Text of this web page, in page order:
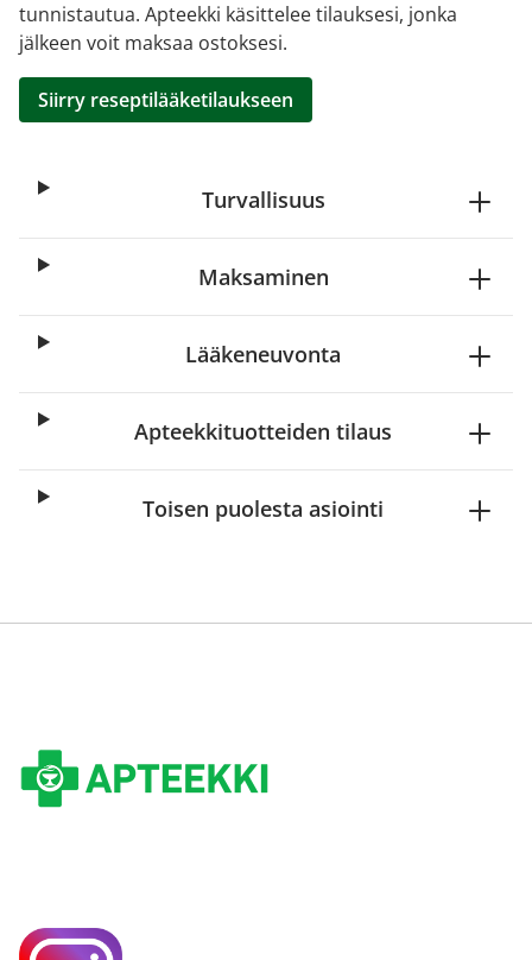
tunnistautua. Apteekki käsittelee tilauksesi, jonka
jälkeen voit maksaa ostoksesi.
Siirry reseptilääketilaukseen
Turvallisuus
Maksaminen
Lääkeneuvonta
Apteekkituotteiden tilaus
Toisen puolesta asiointi